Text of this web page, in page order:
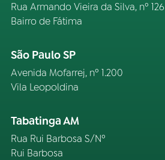
Rua Armando Vieira da Silva, nº 126
Bairro de Fátima
São Paulo SP
Avenida Mofarrej, nº 1.200
Vila Leopoldina
Tabatinga AM
Rua Rui Barbosa S/Nº
Rui Barbosa